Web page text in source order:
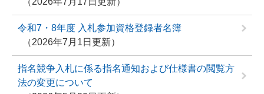
令和7・8年度 入札参加資格登録者名簿
2026年7月1日更新
指名競争入札に係る指名通知および仕様書の閲覧方
法の変更について